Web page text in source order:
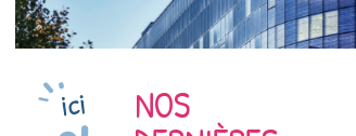
NOS